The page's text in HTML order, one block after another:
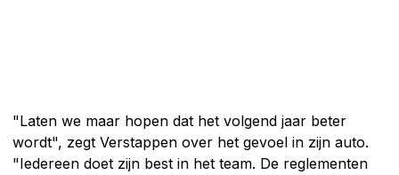
"Laten we maar hopen dat het volgend jaar beter
wordt", zegt Verstappen over het gevoel in zijn auto.
"Iedereen doet zijn best in het team. De reglementen